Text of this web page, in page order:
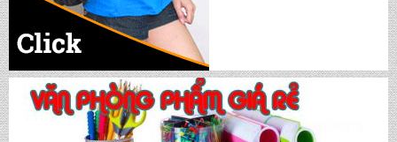
CẶP HỌC SINH MS: TN 5016
CẶP HỌC SINH MS: TN 5015